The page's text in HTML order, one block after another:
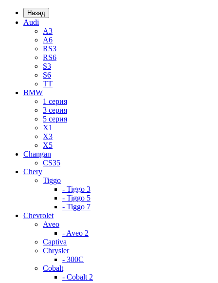
Назад
Audi
A3
A6
RS3
RS6
S3
S6
TT
BMW
1 серия
3 серия
5 серия
X1
X3
X5
Changan
CS35
Chery
Tiggo
- Tiggo 3
- Tiggo 5
- Tiggo 7
Chevrolet
Aveo
- Aveo 2
Captiva
Chrysler
- 300С
Cobalt
- Cobalt 2